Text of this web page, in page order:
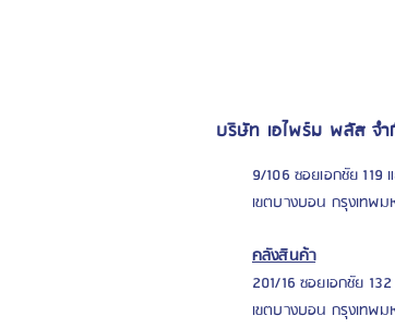
บริษัท เอไพร์ม พลัส จ
9/106 ซอยเอกชัย 119
เขตบางบอน กรุงเทพม
คลังสินค้า
201/16 ซอยเอกชัย
เขตบางบอน กรุงเทพม